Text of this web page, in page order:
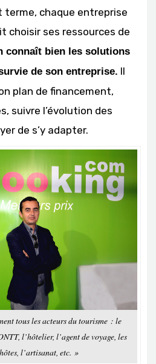
terme, chaque entreprise
choisir ses ressources de
connaît bien les solutions
de son entreprise. Il
plan de financement,
suivre l’évolution des
de s’y adapter.
tous les acteurs du tourisme : le
l’hôtelier, l’agent de voyage, les
l’artisanat, etc. »